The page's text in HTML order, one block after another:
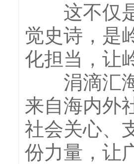
这不仅是
觉史诗，是
化担当，让
涓滴汇海
来自海内外
社会关心、
份力量，让